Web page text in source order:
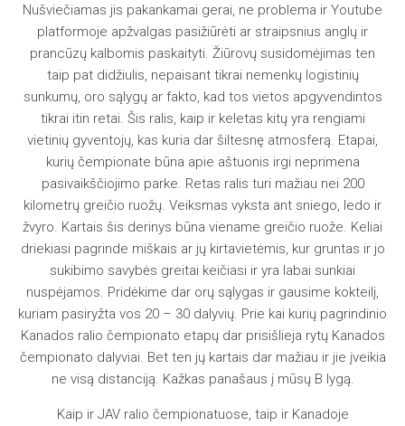
Nušviečiamas jis pakankamai gerai, ne problema ir Youtube
platformoje apžvalgas pasižiūrėti ar straipsnius anglų ir
prancūzų kalbomis paskaityti. Žiūrovų susidomėjimas ten
taip pat didžiulis, nepaisant tikrai nemenkų logistinių
sunkumų, oro sąlygų ar fakto, kad tos vietos apgyvendintos
tikrai itin retai. Šis ralis, kaip ir keletas kitų yra rengiami
vietinių gyventojų, kas kuria dar šiltesnę atmosferą. Etapai,
kurių čempionate būna apie aštuonis irgi neprimena
pasivaikščiojimo parke. Retas ralis turi mažiau nei 200
kilometrų greičio ruožų. Veiksmas vyksta ant sniego, ledo ir
žvyro. Kartais šis derinys būna viename greičio ruože. Keliai
driekiasi pagrinde miškais ar jų kirtavietėmis, kur gruntas ir jo
sukibimo savybės greitai keičiasi ir yra labai sunkiai
nuspėjamos. Pridėkime dar orų sąlygas ir gausime kokteilį,
kuriam pasiryžta vos 20 – 30 dalyvių. Prie kai kurių pagrindinio
Kanados ralio čempionato etapų dar prisišlieja rytų Kanados
čempionato dalyviai. Bet ten jų kartais dar mažiau ir jie įveikia
ne visą distanciją. Kažkas panašaus į mūsų B lygą.
Kaip ir JAV ralio čempionatuose, taip ir Kanadoje